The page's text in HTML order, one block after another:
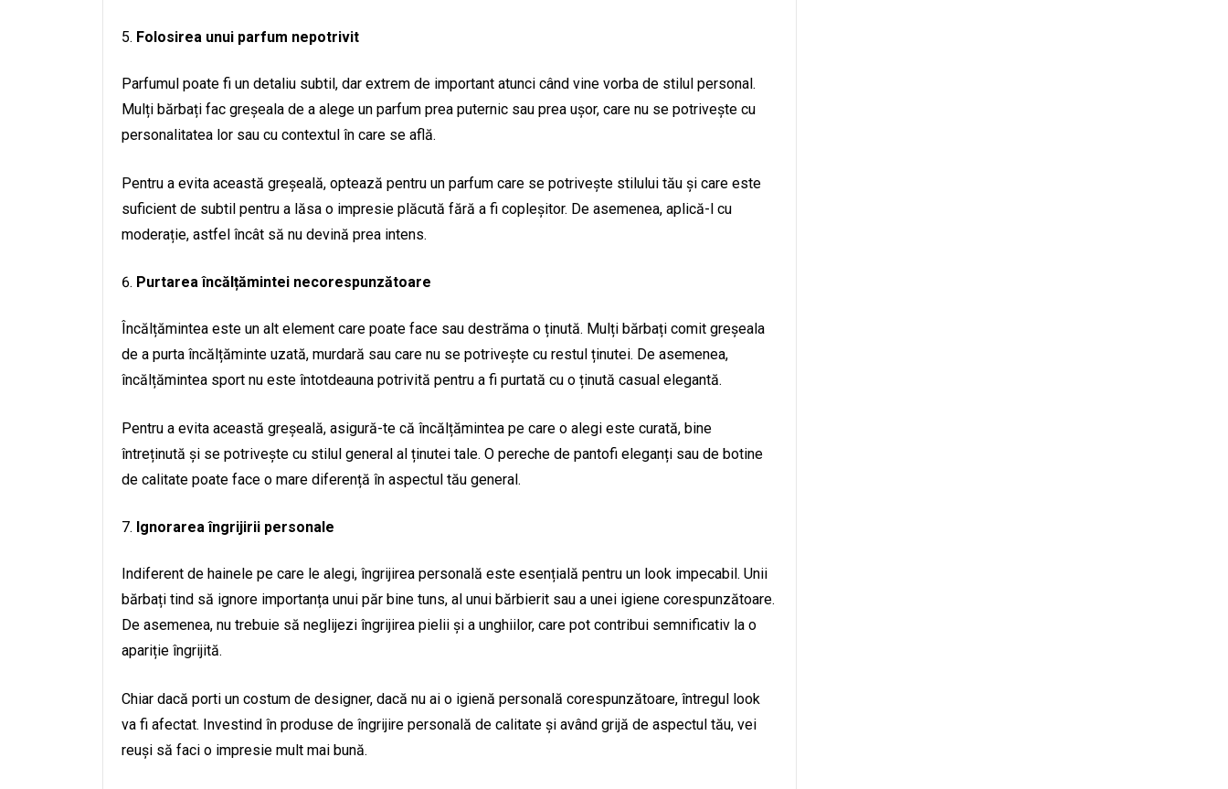
Folosirea unui parfum nepotrivit
Parfumul poate fi un detaliu subtil, dar extrem de important atunci când vine vorba de stilul personal.
Mulți bărbați fac greșeala de a alege un parfum prea puternic sau prea ușor, care nu se potrivește cu
personalitatea lor sau cu contextul în care se află.
Pentru a evita această greșeală, optează pentru un parfum care se potrivește stilului tău și care este
suficient de subtil pentru a lăsa o impresie plăcută fără a fi copleșitor. De asemenea, aplică-l cu
moderație, astfel încât să nu devină prea intens.
Purtarea încălțămintei necorespunzătoare
Încălțămintea este un alt element care poate face sau destrăma o ținută. Mulți bărbați comit greșeala
de a purta încălțăminte uzată, murdară sau care nu se potrivește cu restul ținutei. De asemenea,
încălțămintea sport nu este întotdeauna potrivită pentru a fi purtată cu o ținută casual elegantă.
Pentru a evita această greșeală, asigură-te că încălțămintea pe care o alegi este curată, bine
întreținută și se potrivește cu stilul general al ținutei tale. O pereche de pantofi eleganți sau de botine
de calitate poate face o mare diferență în aspectul tău general.
Ignorarea îngrijirii personale
Indiferent de hainele pe care le alegi, îngrijirea personală este esențială pentru un look impecabil. Unii
bărbați tind să ignore importanța unui păr bine tuns, al unui bărbierit sau a unei igiene corespunzătoare.
De asemenea, nu trebuie să neglijezi îngrijirea pielii și a unghiilor, care pot contribui semnificativ la o
apariție îngrijită.
Chiar dacă porti un costum de designer, dacă nu ai o igienă personală corespunzătoare, întregul look
va fi afectat. Investind în produse de îngrijire personală de calitate și având grijă de aspectul tău, vei
reuși să faci o impresie mult mai bună.